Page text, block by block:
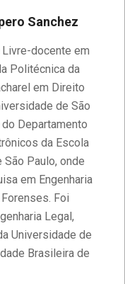
Sanchez
docente em
Politécnica da
em Direito
de São
Departamento
da Escola
Paulo, onde
em Engenharia
Foi
Legal,
Universidade de
Brasileira de